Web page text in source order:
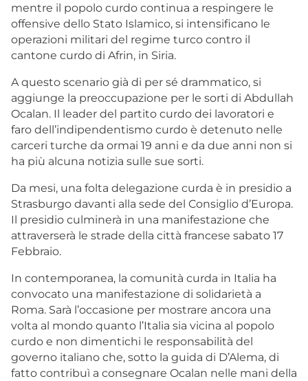
mentre il popolo curdo continua a respingere le
offensive dello Stato Islamico, si intensificano le
operazioni militari del regime turco contro il
cantone curdo di Afrin, in Siria.
A questo scenario già di per sé drammatico, si
aggiunge la preoccupazione per le sorti di Abdullah
Ocalan. Il leader del partito curdo dei lavoratori e
faro dell’indipendentismo curdo è detenuto nelle
carceri turche da ormai 19 anni e da due anni non si
ha più alcuna notizia sulle sue sorti.
Da mesi, una folta delegazione curda è in presidio a
Strasburgo davanti alla sede del Consiglio d’Europa.
Il presidio culminerà in una manifestazione che
attraverserà le strade della città francese sabato 17
Febbraio.
In contemporanea, la comunità curda in Italia ha
convocato una manifestazione di solidarietà a
Roma. Sarà l’occasione per mostrare ancora una
volta al mondo quanto l’Italia sia vicina al popolo
curdo e non dimentichi le responsabilità del
governo italiano che, sotto la guida di D’Alema, di
fatto contribuì a consegnare Ocalan nelle mani della